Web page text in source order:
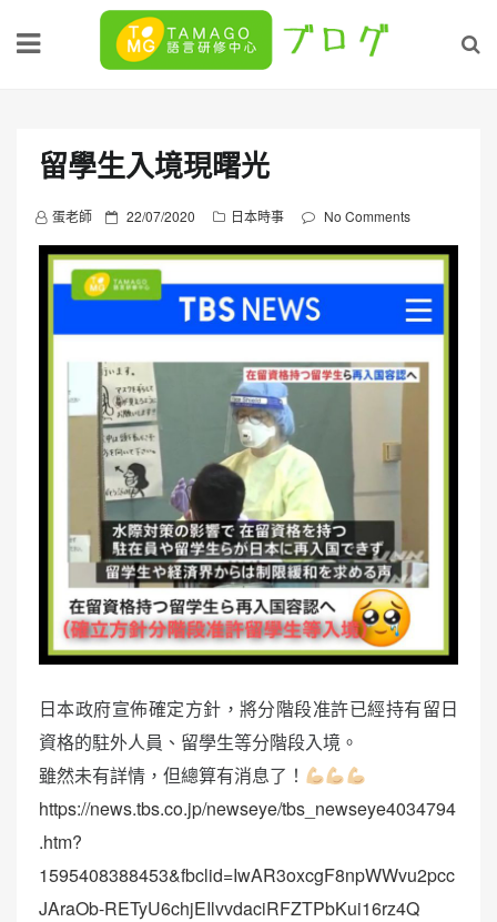
留學生入境現曙光
蛋老師
P
o
s
t
o
n
22/07/2020 日本時事 No Comments
日本政府宣佈確定方針，將分階段准許已經持有留日
資格的駐外人員、留學生等分階段入境。
雖然未有詳情，但總算有消息了！
https://news.tbs.co.jp/newseye/tbs_newseye4034794
.htm?
1595408388453&fbclid=IwAR3oxcgF8npWWvu2pcc
JAraOb-RETyU6chjEIlvvdaciRFZTPbKui16rz4Q